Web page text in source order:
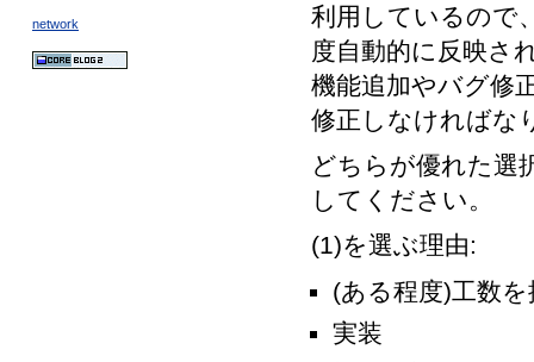
network
利用しているので
度自動的に反映さ
機能追加やバグ修
修正しなければな
どちらが優れた選
してください。
(1)を選ぶ理由:
(ある程度)工数
実装